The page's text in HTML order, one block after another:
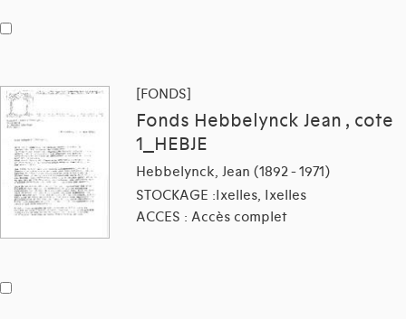
[FONDS]
Fonds Hebbelynck Jean , cote
1_HEBJE
Hebbelynck, Jean (1892 - 1971)
STOCKAGE :Ixelles, Ixelles
ACCES : Accès complet